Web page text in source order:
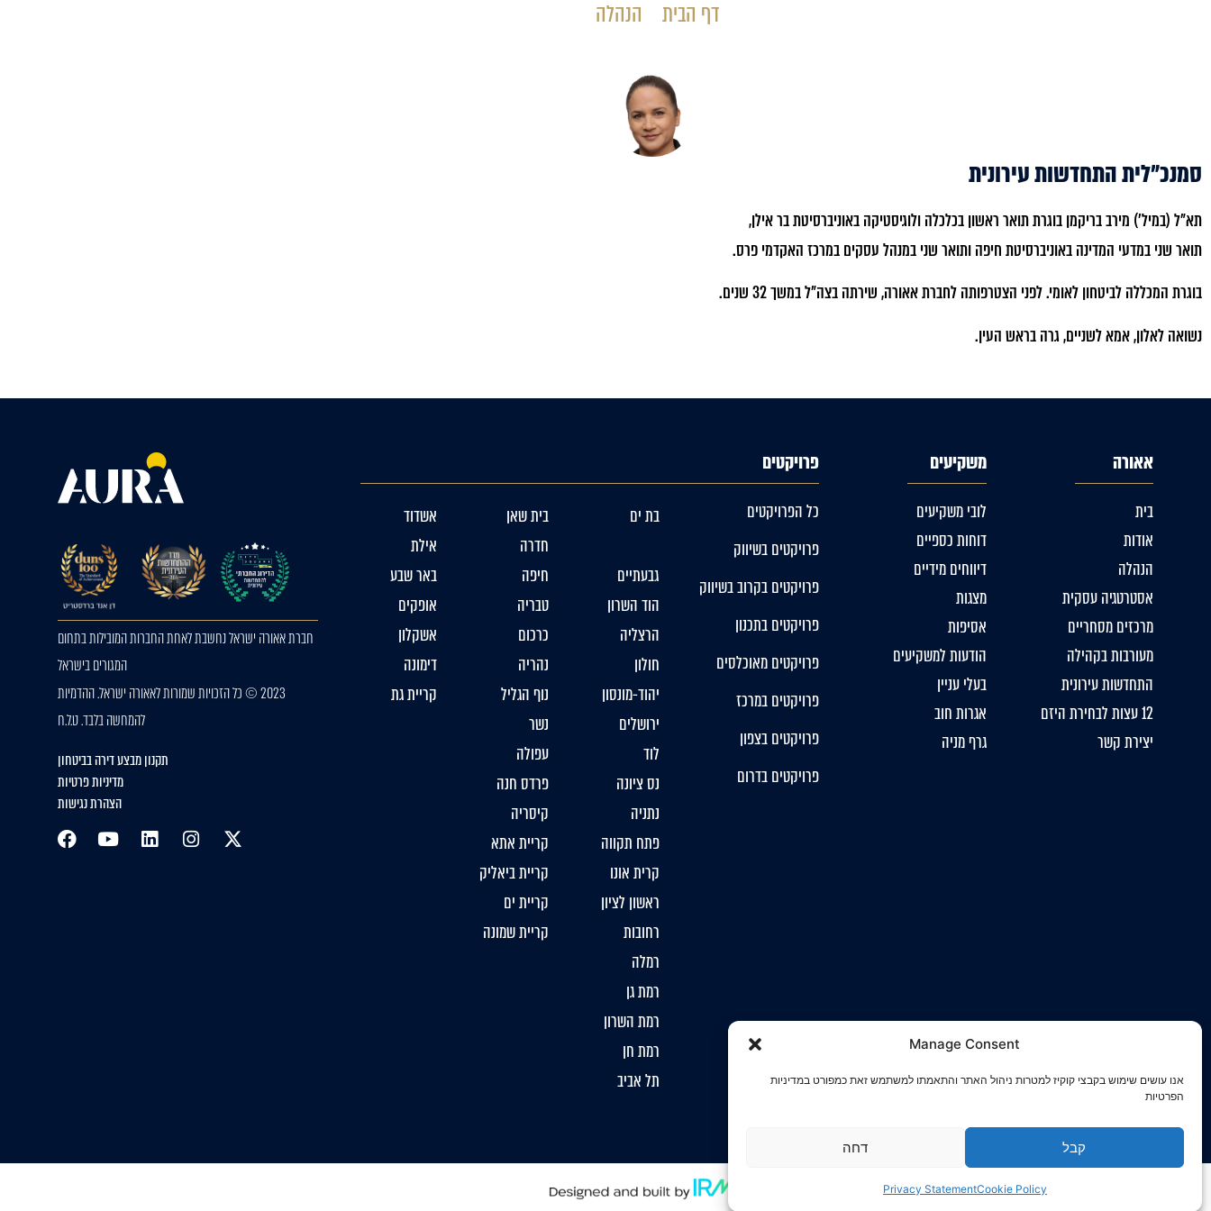
Manage Consent
אנו עושים שימוש בקבצי קוקיז למטרות ניהול האתר והתאמתו למשתמש זאת כמפורט במדיניות
הפרטיות
קבל דחה
Cookie Policy
Privacy Statement
דף הבית הנהלה
סמנכ״לית התחדשות עירונית
תא”ל (במיל’) מירב בריקמן בוגרת תואר ראשון בכלכלה ולוגיסטיקה באוניברסיטת בר אילן,
תואר שני במדעי המדינה באוניברסיטת חיפה ותואר שני במנהל עסקים במרכז האקדמי פרס.
בוגרת המכללה לביטחון לאומי. לפני הצטרפותה לחברת אאורה, שירתה בצה”ל במשך 32 שנים.
נשואה לאלון, אמא לשניים, גרה בראש העין.
אאורה
בית
אודות
הנהלה
אסטרטגיה עסקית
מרכזים מסחריים
מעורבות בקהילה
התחדשות עירונית
12 עצות לבחירת היזם
יצירת קשר
משקיעים
לובי משקיעים
דוחות כספיים
דיווחים מידיים
מצגות
אסיפות
הודעות למשקיעים
בעלי עניין
אגרות חוב
גרף מניה
פרויקטים
כל הפרויקטים
פרויקטים בשיווק
פרויקטים בקרוב בשיווק
פרויקטים בתכנון
פרויקטים מאוכלסים
פרויקטים במרכז
פרויקטים בצפון
פרויקטים בדרום
בת ים
גבעתיים
הוד השרון
הרצליה
חולון
יהוד-מונסון
ירושלים
לוד
נס ציונה
נתניה
פתח תקווה
קרית אונו
ראשון לציון
רחובות
רמלה
רמת גן
רמת השרון
רמת חן
תל אביב
בית שאן
חדרה
חיפה
טבריה
כרכום
נהריה
נוף הגליל
נשר
עפולה
פרדס חנה
קיסריה
קריית אתא
קריית ביאליק
קריית ים
קריית שמונה
אשדוד
אילת
באר שבע
אופקים
אשקלון
דימונה
קריית גת
חברת אאורה ישראל נחשבת לאחת החברות המובילות בתחום
המגורים בישראל
2023 © כל הזכויות שמורות לאאורה ישראל. ההדמיות
להמחשה בלבד. ט.ל.ח
תקנון מבצע דירה בביטחון
מדיניות פרטיות
הצהרת נגישות